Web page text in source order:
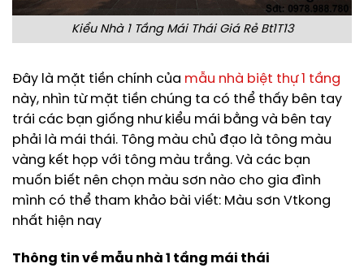
Kiểu Nhà 1 Tầng Mái Thái Giá Rẻ Bt1T13
Đây là mặt tiền chính của mẫu nhà biệt thự 1 tầng
này, nhìn từ mặt tiền chúng ta có thể thấy bên tay
trái các bạn giống như kiểu mái bằng và bên tay
phải là mái thái. Tông màu chủ đạo là tông màu
vàng kết họp với tông màu trắng. Và các bạn
muốn biết nên chọn màu sơn nào cho gia đình
mình có thể tham khảo bài viết: Màu sơn Vtkong
nhất hiện nay
Thông tin về mẫu nhà 1 tầng mái thái